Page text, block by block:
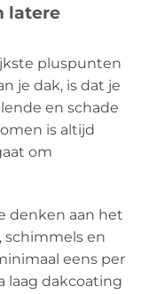
latere
pluspunten
je dak, is dat je
en schade
is altijd
om
denken aan het
schimmels en
eens per
laag dakcoating